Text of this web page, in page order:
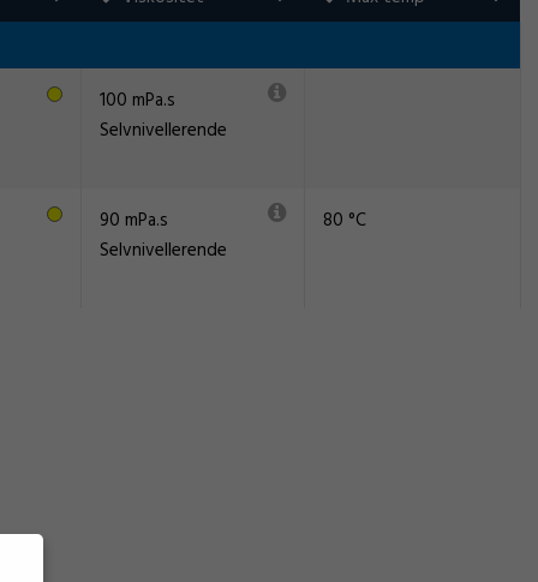
100 mPa.s
Selvnivellerende
90 mPa.s
Selvnivellerende
80 °C